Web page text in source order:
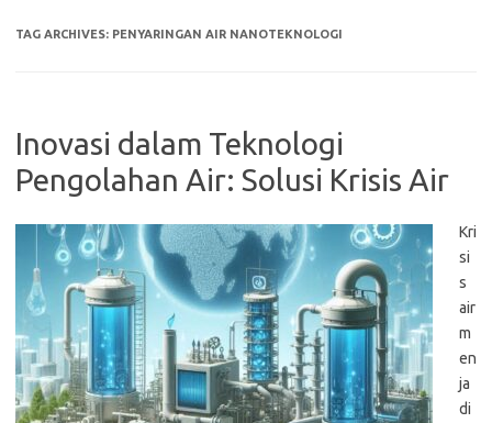
TAG ARCHIVES: PENYARINGAN AIR NANOTEKNOLOGI
Inovasi dalam Teknologi
Pengolahan Air: Solusi Krisis Air
Kri
si
s
air
m
en
ja
di